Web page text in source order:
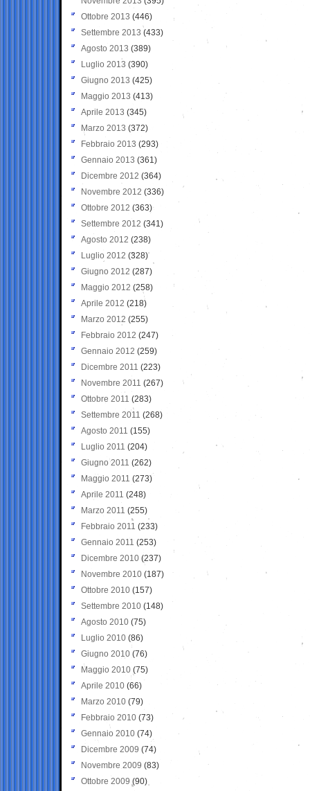
Ottobre 2013 (446)
Settembre 2013 (433)
Agosto 2013 (389)
Luglio 2013 (390)
Giugno 2013 (425)
Maggio 2013 (413)
Aprile 2013 (345)
Marzo 2013 (372)
Febbraio 2013 (293)
Gennaio 2013 (361)
Dicembre 2012 (364)
Novembre 2012 (336)
Ottobre 2012 (363)
Settembre 2012 (341)
Agosto 2012 (238)
Luglio 2012 (328)
Giugno 2012 (287)
Maggio 2012 (258)
Aprile 2012 (218)
Marzo 2012 (255)
Febbraio 2012 (247)
Gennaio 2012 (259)
Dicembre 2011 (223)
Novembre 2011 (267)
Ottobre 2011 (283)
Settembre 2011 (268)
Agosto 2011 (155)
Luglio 2011 (204)
Giugno 2011 (262)
Maggio 2011 (273)
Aprile 2011 (248)
Marzo 2011 (255)
Febbraio 2011 (233)
Gennaio 2011 (253)
Dicembre 2010 (237)
Novembre 2010 (187)
Ottobre 2010 (157)
Settembre 2010 (148)
Agosto 2010 (75)
Luglio 2010 (86)
Giugno 2010 (76)
Maggio 2010 (75)
Aprile 2010 (66)
Marzo 2010 (79)
Febbraio 2010 (73)
Gennaio 2010 (74)
Dicembre 2009 (74)
Novembre 2009 (83)
Ottobre 2009 (90)